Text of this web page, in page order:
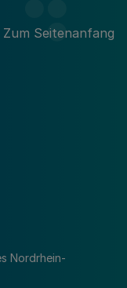
Zum Seitenanfang
Nordrhein-